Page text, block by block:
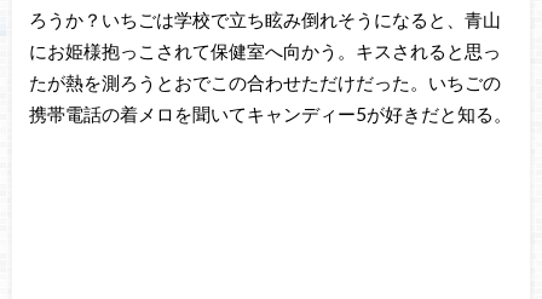
ろうか？いちごは学校で立ち眩み倒れそうになると、青山
にお姫様抱っこされて保健室へ向かう。キスされると思っ
たが熱を測ろうとおでこの合わせただけだった。いちごの
携帯電話の着メロを聞いてキャンディー5が好きだと知る。